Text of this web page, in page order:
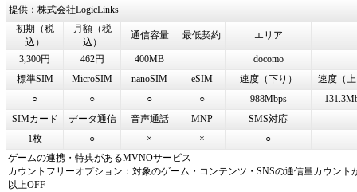
提供：株式会社LogicLinks
初期（税
込）
月額（税
込）
通信容量 最低契約 エリア
3,300円 462円 400MB
docomo
標準SIM
MicroSIM nanoSIM eSIM 速度（下り）
速度（
○
○ ○ ○ 988Mbps
SIMカード
データ通信 音声通話 MNP
SMS対応
1枚
○ × ×
○
ゲームの連携・特典があるMVNOサービス
カウントフリーオプション：対象のゲーム・コンテンツ・SNSの通信量カウント
以上OFF